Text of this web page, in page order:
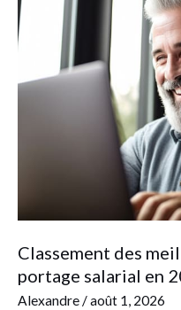
Classement des
portage salarial en
Alexandre/août 1, 2026
des
meilleures
sociétés
de